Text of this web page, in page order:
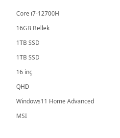
Core i7-12700H
16GB Bellek
1TB SSD
1TB SSD
16 inç
QHD
Windows11 Home Advanced
MSI